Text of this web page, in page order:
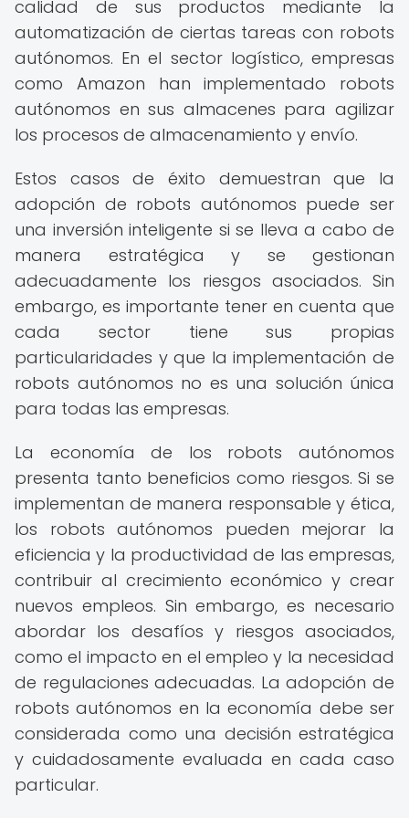
calidad de sus productos mediante la
automatización de ciertas tareas con robots
autónomos. En el sector logístico, empresas
como Amazon han implementado robots
autónomos en sus almacenes para agilizar
los procesos de almacenamiento y envío.
Estos casos de éxito demuestran que la
adopción de robots autónomos puede ser
una inversión inteligente si se lleva a cabo de
manera estratégica y se gestionan
adecuadamente los riesgos asociados. Sin
embargo, es importante tener en cuenta que
cada sector tiene sus propias
particularidades y que la implementación de
robots autónomos no es una solución única
para todas las empresas.
La economía de los robots autónomos
presenta tanto beneficios como riesgos. Si se
implementan de manera responsable y ética,
los robots autónomos pueden mejorar la
eficiencia y la productividad de las empresas,
contribuir al crecimiento económico y crear
nuevos empleos. Sin embargo, es necesario
abordar los desafíos y riesgos asociados,
como el impacto en el empleo y la necesidad
de regulaciones adecuadas. La adopción de
robots autónomos en la economía debe ser
considerada como una decisión estratégica
y cuidadosamente evaluada en cada caso
particular.